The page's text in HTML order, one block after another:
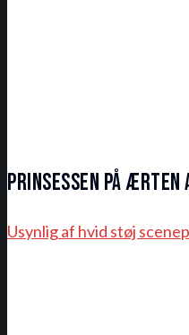
Prinsessen på ærten
Usynlig af hvid støj